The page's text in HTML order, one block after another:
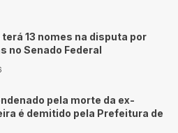
13 nomes na disputa por
no Senado Federal
pela morte da ex-
é demitido pela Prefeitura de